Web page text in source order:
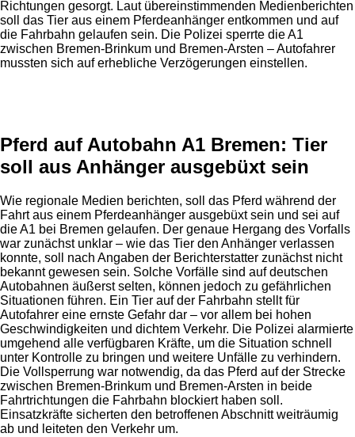
Richtungen gesorgt. Laut übereinstimmenden Medienberichten
soll das Tier aus einem Pferdeanhänger entkommen und auf
die Fahrbahn gelaufen sein. Die Polizei sperrte die A1
zwischen Bremen-Brinkum und Bremen-Arsten – Autofahrer
mussten sich auf erhebliche Verzögerungen einstellen.
Pferd auf Autobahn A1 Bremen: Tier
soll aus Anhänger ausgebüxt sein
Wie regionale Medien berichten, soll das Pferd während der
Fahrt aus einem Pferdeanhänger ausgebüxt sein und sei auf
die A1 bei Bremen gelaufen. Der genaue Hergang des Vorfalls
war zunächst unklar – wie das Tier den Anhänger verlassen
konnte, soll nach Angaben der Berichterstatter zunächst nicht
bekannt gewesen sein. Solche Vorfälle sind auf deutschen
Autobahnen äußerst selten, können jedoch zu gefährlichen
Situationen führen. Ein Tier auf der Fahrbahn stellt für
Autofahrer eine ernste Gefahr dar – vor allem bei hohen
Geschwindigkeiten und dichtem Verkehr. Die Polizei alarmierte
umgehend alle verfügbaren Kräfte, um die Situation schnell
unter Kontrolle zu bringen und weitere Unfälle zu verhindern.
Die Vollsperrung war notwendig, da das Pferd auf der Strecke
zwischen Bremen-Brinkum und Bremen-Arsten in beide
Fahrtrichtungen die Fahrbahn blockiert haben soll.
Einsatzkräfte sicherten den betroffenen Abschnitt weiträumig
ab und leiteten den Verkehr um.